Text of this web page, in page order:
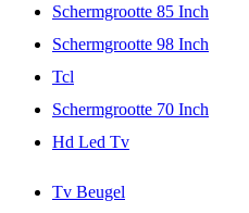
Schermgrootte 85 Inch
Schermgrootte 98 Inch
Tcl
Schermgrootte 70 Inch
Hd Led Tv
Tv Beugel